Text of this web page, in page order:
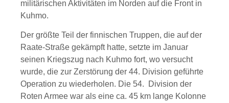
militärischen Aktivitäten im Norden auf die Front in
Kuhmo.
Der größte Teil der finnischen Truppen, die auf der
Raate-Straße gekämpft hatte, setzte im Januar
seinen Kriegszug nach Kuhmo fort, wo versucht
wurde, die zur Zerstörung der 44. Division geführte
Operation zu wiederholen. Die 54. Division der
Roten Armee war als eine ca. 45 km lange Kolonne